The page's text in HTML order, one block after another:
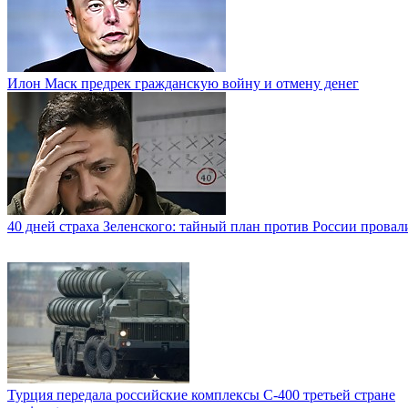
Илон Маск предрек гражданскую войну и отмену денег
40 дней страха Зеленского: тайный план против России
Турция передала российские комплексы С-400 третьей стране